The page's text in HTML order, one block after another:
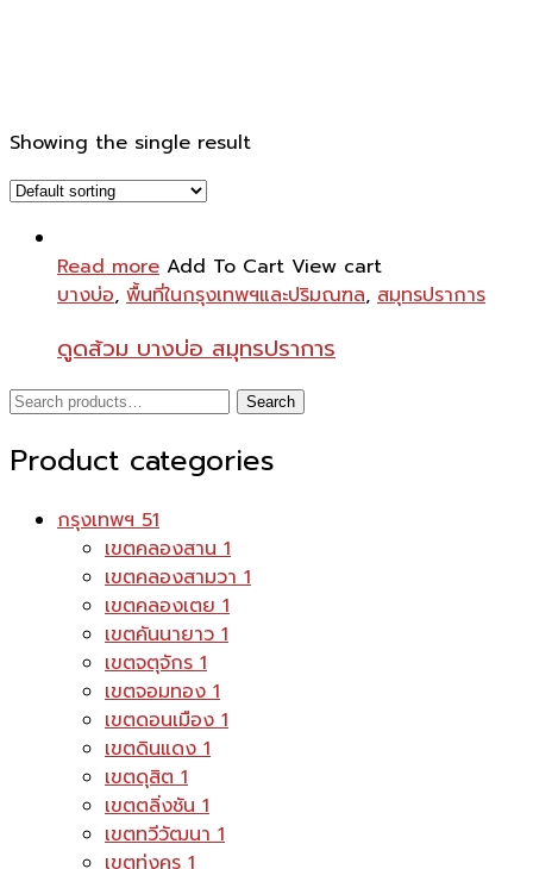
Showing the single result
Read more Add To Cart View cart
บางบ่อ, พื้นที่ในกรุงเทพฯและปริมณฑล, สมุทรปราการ
ดูดส้วม บางบ่อ สมุทรปราการ
Search
Search
Product categories
กรุงเทพฯ51
เขตคลองสาน1
เขตคลองสามวา1
เขตคลองเตย1
เขตคันนายาว1
เขตจตุจักร1
เขตจอมทอง1
เขตดอนเมือง1
เขตดินแดง1
เขตดุสิต1
เขตตลิ่งชัน1
เขตทวีวัฒนา1
เขตทุ่งครุ1